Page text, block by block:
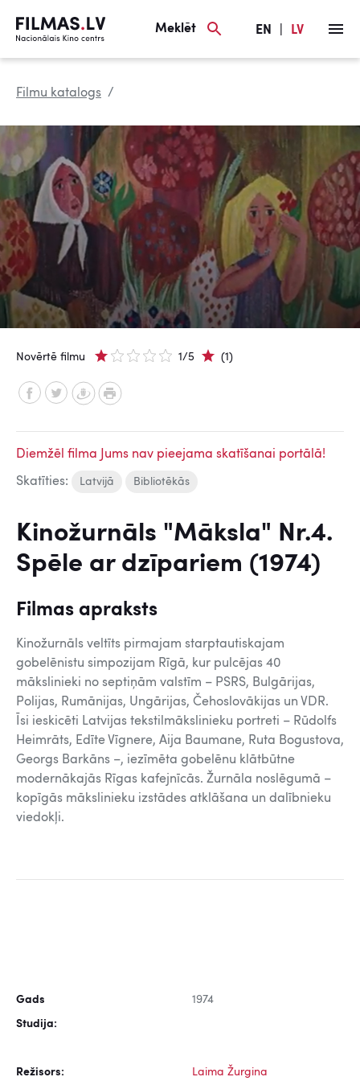
Meklēt EN LV
Filmu katalogs
Novērtē filmu 1/5 (1)
Diemžēl filma Jums nav pieejama skatīšanai portālā!
Skatīties: Latvijā Bibliotēkās
Kinožurnāls "Māksla" Nr.4.
Spēle ar dzīpariem (1974)
Filmas apraksts
Kinožurnāls veltīts pirmajam starptautiskajam
gobelēnistu simpozijam Rīgā, kur pulcējas 40
mākslinieki no septiņām valstīm – PSRS, Bulgārijas,
Polijas, Rumānijas, Ungārijas, Čehoslovākijas un VDR.
Īsi ieskicēti Latvijas tekstilmākslinieku portreti – Rūdolfs
Heimrāts, Edīte Vīgnere, Aija Baumane, Ruta Bogustova,
Georgs Barkāns –, iezīmēta gobelēnu klātbūtne
modernākajās Rīgas kafejnīcās. Žurnāla noslēgumā –
kopīgās mākslinieku izstādes atklāšana un dalībnieku
viedokļi.
Gads 1974
Studija:
Režisors: Laima Žurgina